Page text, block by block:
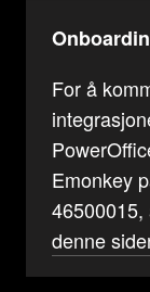
For å
Emonkey
denne